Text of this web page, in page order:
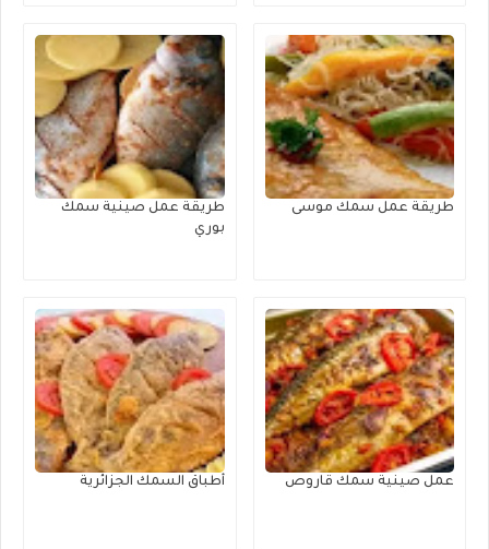
طريقة عمل سمك موسى
طريقة عمل صينية سمك
بوري
عمل صينية سمك قاروص أطباق السمك الجزائرية